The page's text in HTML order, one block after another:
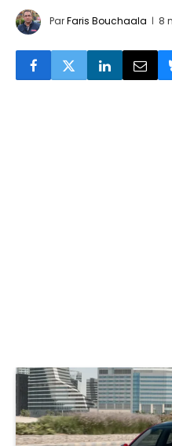
ParFaris Bouchaala 8
© Tesla